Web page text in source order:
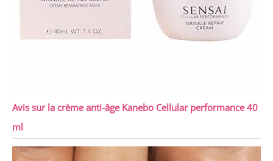
Avis sur la crème anti-âge Kanebo Cellular performance 40
ml